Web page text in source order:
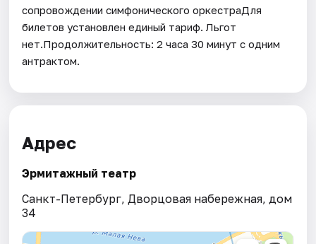
сопровождении симфонического оркестраДля
билетов установлен единый тариф. Льгот
нет.Продолжительность: 2 часа 30 минут с одним
антрактом.
Адрес
Эрмитажный театр
Санкт-Петербург, Дворцовая набережная, дом
34